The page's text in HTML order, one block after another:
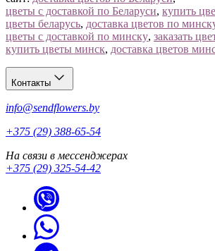
цветы с доставкой по Беларуси, купить
цветы беларусь, доставка цветов по
цветы с доставкой по минску, заказать
купить цветы минск, доставка цветов
Контакты
info@sendflowers.by
+375 (29) 388-65-54
На связи в мессенджерах
+375 (29) 325-54-42